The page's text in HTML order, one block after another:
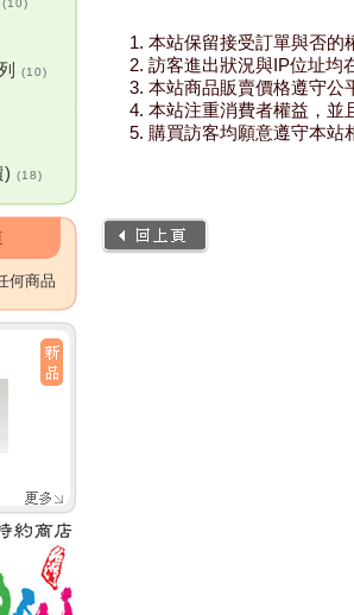
(10)
(10)
) (18)
何商品
本站保留接受訂單與否的
訪客進出狀況與IP位址均
本站商品販賣價格遵守公
本站注重消費者權益，並
購買訪客均願意遵守本站